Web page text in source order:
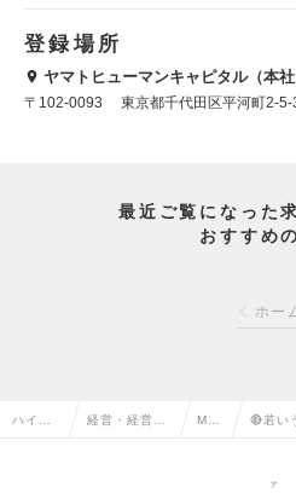
登録場所
ヤマトヒューマンキャピタル（本社
〒102-0093 東京都千代田区平河町2-5-
最近ご覧になった
おすすめ
ホー
ハイク 経営・経営企 M& 🔴若い